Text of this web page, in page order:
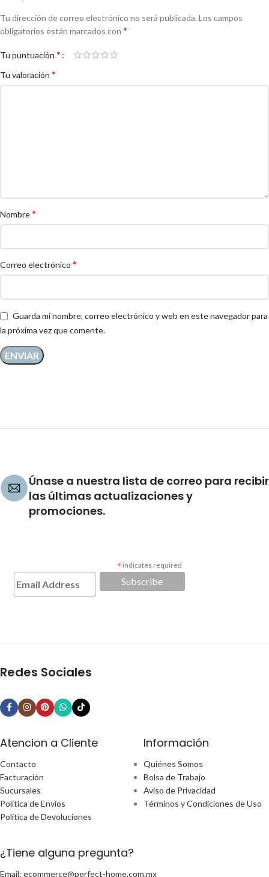
Tu dirección de correo electrónico no será publicada. Los campos
obligatorios están marcados con *
Tu puntuación *
Tu valoración *
Nombre*
Correo electrónico *
Guarda mi nombre, correo electrónico y web en este navegador para
la próxima vez que comente.
Únase a nuestra lista de correo para recibir
las últimas actualizaciones y
promociones.
* indicates required
Redes Sociales
Atencion a Cliente
Contacto
Facturación
Sucursales
Política de Envíos
Política de Devoluciones
Información
Quiénes Somos
Bolsa de Trabajo
Aviso de Privacidad
Términos y Condiciones de Uso
¿Tiene alguna pregunta?
Email: ecommerce@perfect-home.com.mx